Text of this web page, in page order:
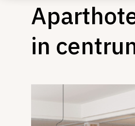
in